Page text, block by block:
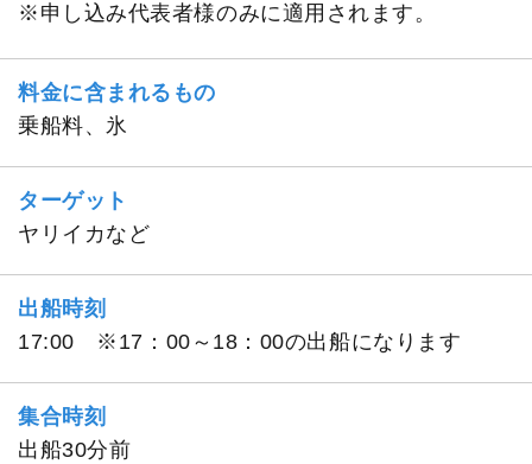
※申し込み代表者様のみに適用されます。
料金に含まれるもの
乗船料、氷
ターゲット
ヤリイカなど
出船時刻
17:00 ※17：00～18：00の出船になります
集合時刻
出船30分前